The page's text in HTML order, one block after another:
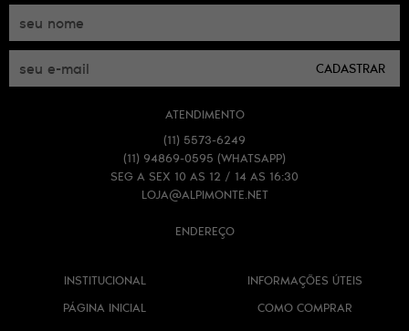
CADASTRAR
ATENDIMENTO
(11) 5573-6249
(11) 94869-0595 (WHATSAPP)
SEG A SEX 10 AS 12 / 14 AS 16:30
LOJA@ALPIMONTE.NET
ENDEREÇO
INSTITUCIONAL
PÁGINA INICIAL
INFORMAÇÕES ÚTEIS
COMO COMPRAR